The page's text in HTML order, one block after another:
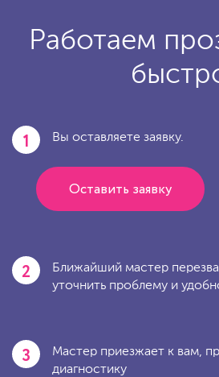
Работаем
1 Вы оставляете заявку.
Оставить заявку
2
Ближайший мастер
уточнить проблему и
3
Мастер приезжает к вам,
диагностику